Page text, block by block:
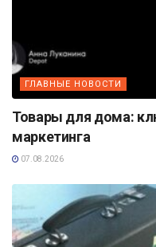
ГЛАВНЫЕ НОВОСТИ
Товары для дома:
маркетинга
07.08.2026